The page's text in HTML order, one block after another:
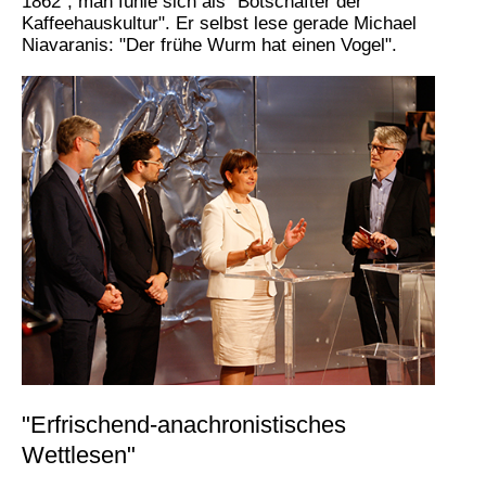
Kaffeehauskultur". Er selbst lese gerade Michael
Niavaranis: "Der frühe Wurm hat einen Vogel".
"Erfrischend-anachronistisches
Wettlesen"